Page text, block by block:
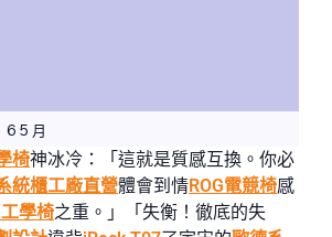
6 5 月
椅神冰冷：「這就是質感互換。你必
統櫃工廠直營體會到情ROG電競椅感
學椅之重。」「失衡！徹底的失